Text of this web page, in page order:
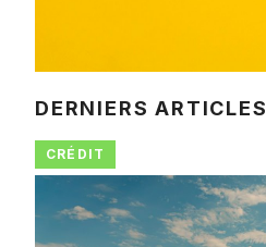
DERNIERS ARTICLES
CRÉDIT